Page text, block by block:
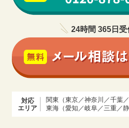
24時間 365日受
対応
エリア
関東（東京／神奈川／千葉
東海（愛知／岐阜／三重／静